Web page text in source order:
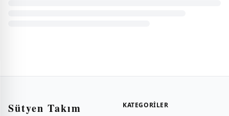
Sütyen Takım
KATEGORILER